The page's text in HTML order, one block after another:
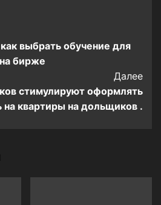
выбрать обучение для
бирже
Далее
стимулируют оформлять
на квартиры на дольщиков .